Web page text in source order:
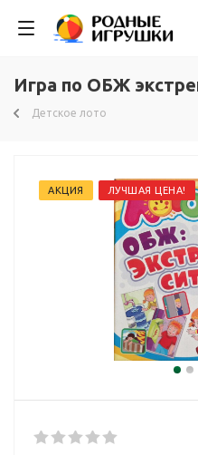
Игра по ОБЖ
Детское лото
АКЦИЯ ЛУЧШАЯ ЦЕНА!